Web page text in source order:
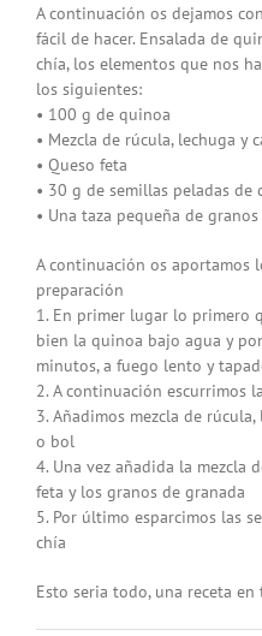
A continuación os dejamos
fácil de hacer. Ensalada de
chía, los elementos que nos
los siguientes:
• 100 g de quinoa
• Mezcla de rúcula, lechuga y
• Queso feta
• 30 g de semillas peladas de
• Una taza pequeña de
A continuación os aportamos
preparación
1. En primer lugar lo primero
bien la quinoa bajo agua y
minutos, a fuego lento y
2. A continuación escurrimos
3. Añadimos mezcla de
o bol
4. Una vez añadida la mezcla
feta y los granos de granada
5. Por último esparcimos las
chía
Esto seria todo, una receta